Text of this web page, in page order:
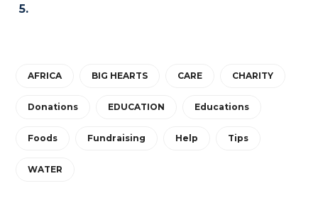
AFRICA BIG HEARTS CARE CHARITY
Donations EDUCATION Educations
Foods Fundraising Help Tips
WATER